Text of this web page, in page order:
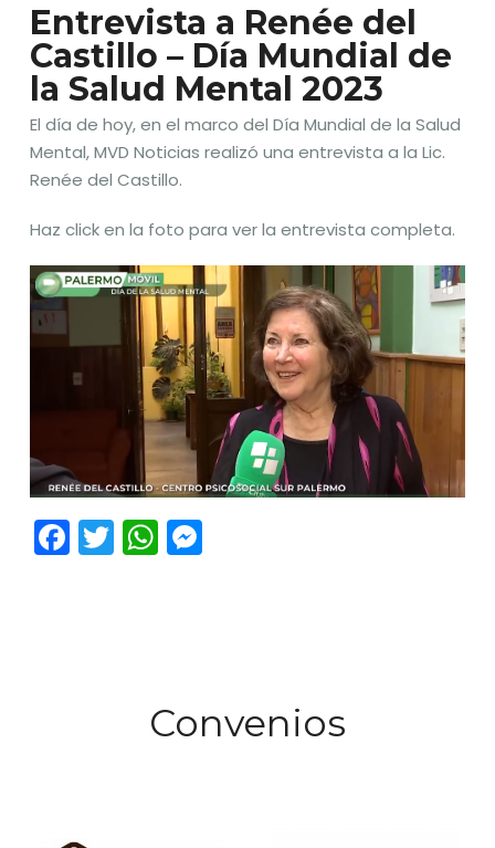
Entrevista a Renée del
Castillo – Día Mundial de
la Salud Mental 2023
El día de hoy, en el marco del Día Mundial de la Salud
Mental, MVD Noticias realizó una entrevista a la Lic.
Renée del Castillo.
Haz click en la foto para ver la entrevista completa.
Facebook
TwitterWhatsApp
Convenios